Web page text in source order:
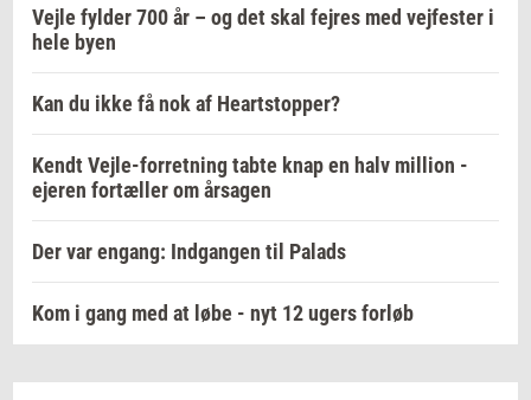
Vejle fylder 700 år – og det skal fejres med vejfester i
hele byen
Kan du ikke få nok af Heartstopper?
Kendt Vejle-forretning tabte knap en halv million -
ejeren fortæller om årsagen
Der var engang: Indgangen til Palads
Kom i gang med at løbe - nyt 12 ugers forløb